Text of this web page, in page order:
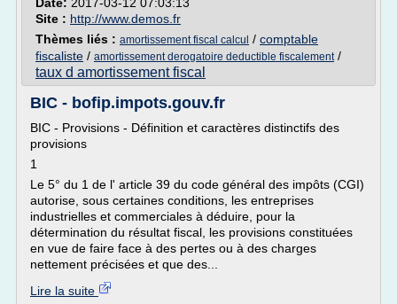
Site : http://www.demos.fr
Thèmes liés : amortissement fiscal calcul / comptable
fiscaliste / amortissement derogatoire deductible fiscalement/
taux d amortissement fiscal
BIC - bofip.impots.gouv.fr
BIC - Provisions - Définition et caractères distinctifs des
provisions
1
Le 5° du 1 de l' article 39 du code général des impôts (CGI)
autorise, sous certaines conditions, les entreprises
industrielles et commerciales à déduire, pour la
détermination du résultat fiscal, les provisions constituées
en vue de faire face à des pertes ou à des charges
nettement précisées et que des...
Lire la suite